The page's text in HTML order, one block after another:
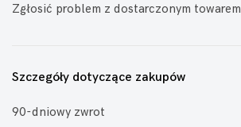
Zgłosić problem z dostarczonym towarem
Szczegóły dotyczące zakupów
90-dniowy zwrot